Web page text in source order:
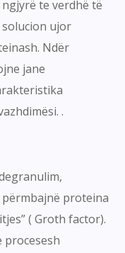
te verdhë të
ujor
Ndër
jane
.
proteina
( Groth factor).
procesesh